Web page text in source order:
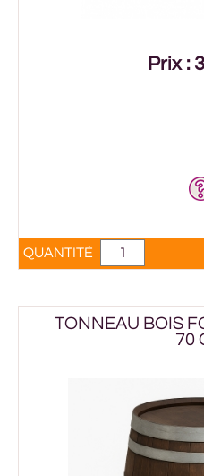
Prix :
QUANTITÉ
TONNEAU BOIS
70